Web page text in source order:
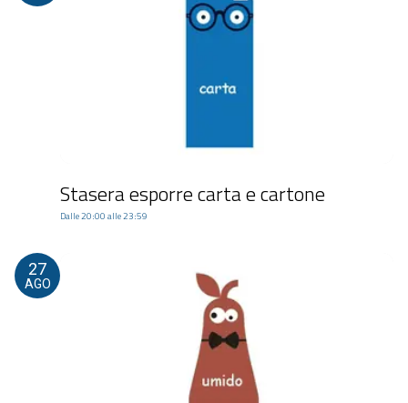
Stasera esporre carta e cartone
Dalle 20:00 alle 23:59
27
AGO